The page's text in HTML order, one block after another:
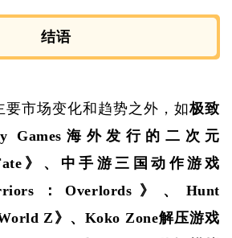
结语
要市场变化和趋势之外，如极致
Games海外发行的二次元
》、中手游三国动作游戏
：Overlords》、Hunt
Z》、Koko Zone解压游戏